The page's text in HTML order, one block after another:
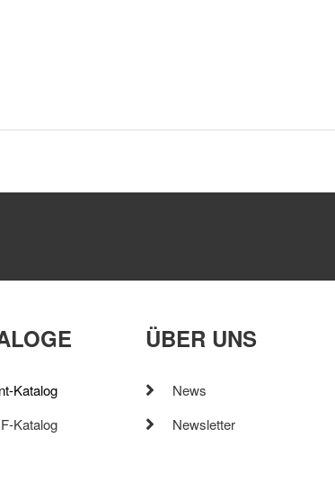
Katalog
Katalog
ÜBER UNS
News
Newsletter